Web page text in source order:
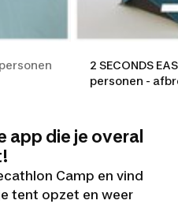
personen
2 SECONDS
personen -
app die je overal
Camp en vind
tent opzet en weer